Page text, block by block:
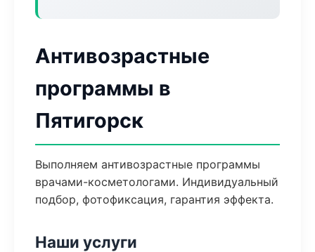
Антивозрастные
программы в
Пятигорск
Выполняем антивозрастные программы
врачами-косметологами. Индивидуальный
подбор, фотофиксация, гарантия эффекта.
Наши услуги